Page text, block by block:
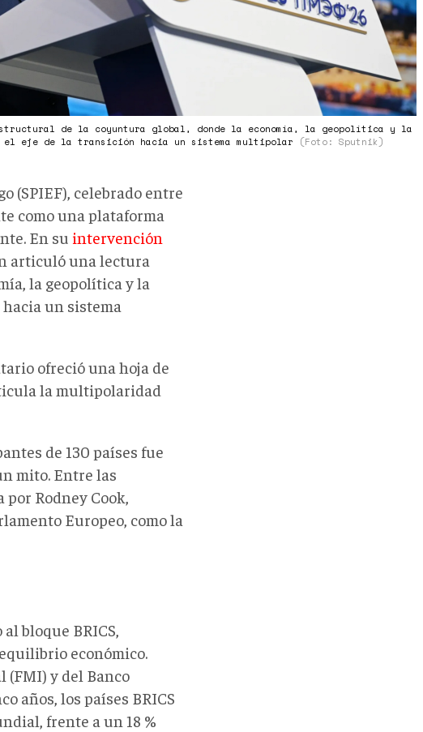
de la coyuntura global, donde la economía, la geopolítica y la
el eje de la transición hacia un sistema multipolar
(Foto: Sputnik)
(SPIEF), celebrado entre
como una plataforma
En su intervención
articuló una lectura
la geopolítica y la
un sistema
ofreció una hoja de
la multipolaridad
de 130 países fue
mito. Entre las
Rodney Cook,
Europeo, como la
bloque BRICS,
económico.
y del Banco
años, los países BRICS
frente a un 18 %